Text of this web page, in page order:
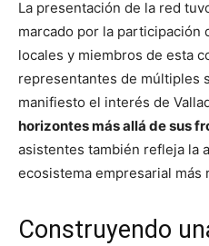
La presentación de la red
marcado por la participación
locales y miembros de esta
representantes de múltiples
manifiesto el interés de
horizontes más allá de sus
asistentes también refleja la
ecosistema empresarial más
Construyendo